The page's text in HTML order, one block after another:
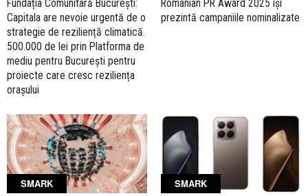
Fundația Comunitară București:
Capitala are nevoie urgentă de o
strategie de reziliență climatică.
500.000 de lei prin Platforma de
mediu pentru București pentru
proiecte care cresc reziliența
orașului
Romanian PR Award 2025 își
prezintă campaniile nominalizate
SMARK
SMARK